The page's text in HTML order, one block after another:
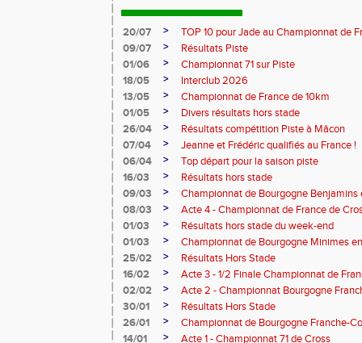
20/07 >
TOP 10 pour Jade au Championnat de
09/07
>
Résultats Piste
01/06
>
Championnat 71 sur Piste
18/05
>
Interclub 2026
13/05
>
Championnat de France de 10km
01/05
>
Divers résultats hors stade
26/04
>
Résultats compétition Piste à Mâcon
07/04
>
Jeanne et Frédéric qualifiés au France !
06/04
>
Top départ pour la saison piste
16/03
>
Résultats hors stade
09/03
>
Championnat de Bourgogne Benjamins
08/03
>
Acte 4 - Championnat de France de
01/03
>
Résultats hors stade du week-end
01/03
>
Championnat de Bourgogne Minimes
25/02
>
Résultats Hors Stade
16/02
>
Acte 3 - 1/2 Finale Championnat de
02/02
>
Acte 2 - Championnat Bourgogne
30/01
>
Résultats Hors Stade
26/01
>
Championnat de Bourgogne Franche-
14/01
> Acte 1 - Championnat 71 de Cross